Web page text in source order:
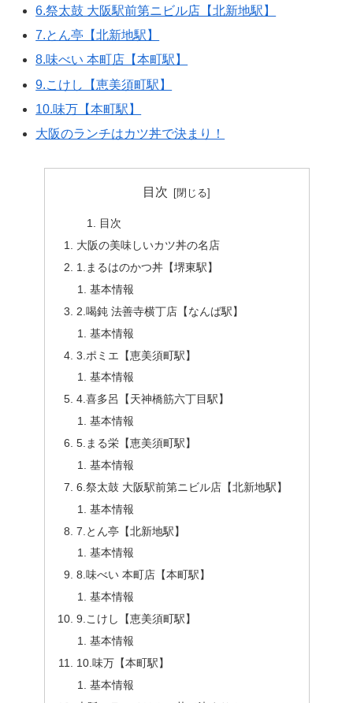
6.祭太鼓 大阪駅前第ニビル店【北新地駅】
7.とん亭【北新地駅】
8.味べい 本町店【本町駅】
9.こけし【恵美須町駅】
10.味万【本町駅】
大阪のランチはカツ丼で決まり！
目次
目次
大阪の美味しいカツ丼の名店
1.まるはのかつ丼【堺東駅】
基本情報
2.喝鈍 法善寺横丁店【なんば駅】
基本情報
3.ポミエ【恵美須町駅】
基本情報
4.喜多呂【天神橋筋六丁目駅】
基本情報
5.まる栄【恵美須町駅】
基本情報
6.祭太鼓 大阪駅前第ニビル店【北新地駅】
基本情報
7.とん亭【北新地駅】
基本情報
8.味べい 本町店【本町駅】
基本情報
9.こけし【恵美須町駅】
基本情報
10.味万【本町駅】
基本情報